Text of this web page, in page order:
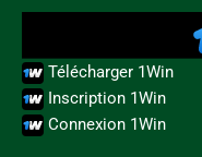
Télécharger 1Win
Inscription 1Win
Connexion 1Win